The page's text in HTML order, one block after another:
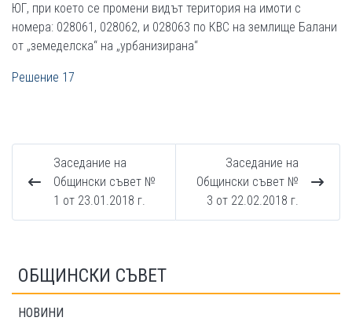
ЮГ, при което се промени видът територия на имоти с
номера: 028061, 028062, и 028063 по КВС на землище Балани
от „земеделска“ на „урбанизирана“
Решение 17
Заседание на
Общински съвет №
1 от 23.01.2018 г.
Заседание на
Общински съвет №
3 от 22.02.2018 г.
ОБЩИНСКИ СЪВЕТ
НОВИНИ